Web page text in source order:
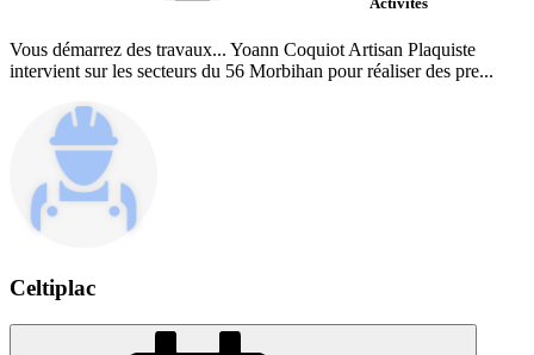
Vous démarrez des travaux... Yoann Coquiot Artisan Plaquiste
intervient sur les secteurs du 56 Morbihan pour réaliser des pre...
Celtiplac